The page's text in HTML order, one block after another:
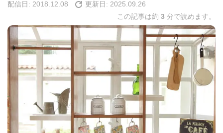
配信日: 2018.12.08 更新日: 2025.09.26
この記事は約 3 分で読めます。